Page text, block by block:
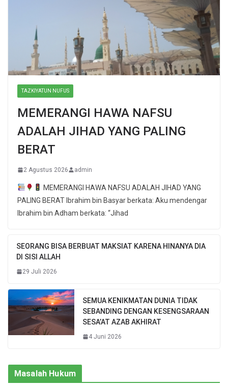
TAZKIYATUN NUFUS
MEMERANGI HAWA NAFSU
ADALAH JIHAD YANG PALING
BERAT
2 Agustus 2026 admin
MEMERANGI HAWA NAFSU ADALAH JIHAD YANG
PALING BERAT Ibrahim bin Basyar berkata: Aku mendengar
Ibrahim bin Adham berkata: “Jihad
SEORANG BISA BERBUAT MAKSIAT KARENA HINANYA DIA
DI SISI ALLAH
29 Juli 2026
SEMUA KENIKMATAN DUNIA TIDAK
SEBANDING DENGAN KESENGSARAAN
SESA’AT AZAB AKHIRAT
4 Juni 2026
Masalah Hukum